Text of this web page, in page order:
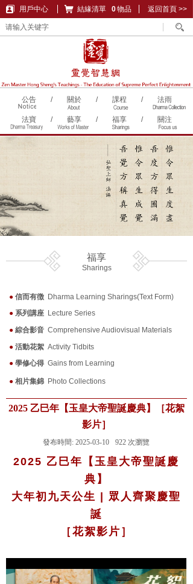
結緣清單
購物車 0物品
用戶中心 返回首頁 >>
公告/ 關於/ 課程 / 法雨
法寶/ 藝享/ 福享/ 關注
福享
Sharings
● 信而有徴 Dharma Learning Sharings(Text Form)
● 系列講座 Lecture Series
● 綜合影音 Comprehensive Audiovisual Materials
● 活動花絮 Activity Tidbits
● 學修心得 Gains from Learning
● 相片集錦 Photo Collections
2025 乙巳年【玉皇大帝聖誕慶典】［花絮
影片］
發布時間: 2025-03-10 922 次瀏覽
2025 乙巳年【玉皇大帝聖誕慶
典】
大年初九天公生 | 眾人齊聚慶聖
誕
［花絮影片］